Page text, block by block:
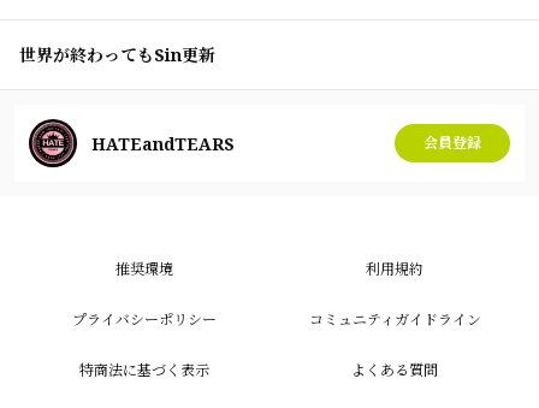
世界が終わってもSin更新
HATEandTEARS 会員登録
推奨環境 利用規約
プライバシーポリシー コミュニティガイドライン
特商法に基づく表示 よくある質問